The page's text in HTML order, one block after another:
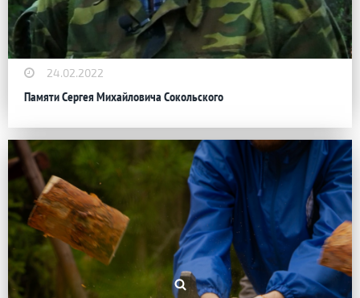
24.02.2022
Памяти Сергея Михайловича Сокольского